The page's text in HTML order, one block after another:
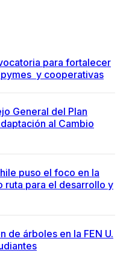
para fortalecer
y cooperativas
General del Plan
al Cambio
puso el foco en la
ruta para el desarrollo y
de árboles en la FEN U.